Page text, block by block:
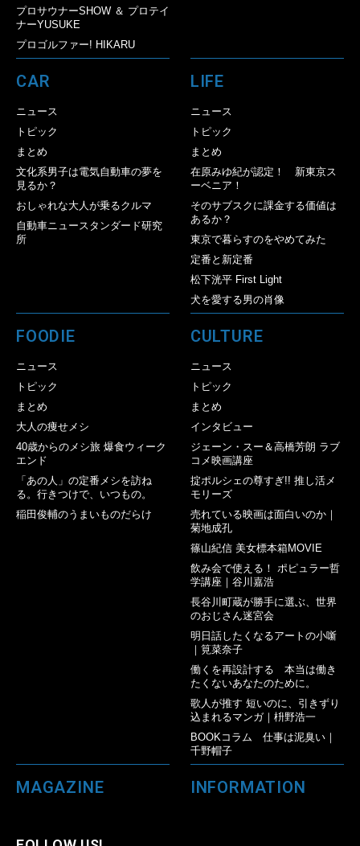
プロサウナーSHOW ＆ プロテイ
ナーYUSUKE
プロゴルファー! HIKARU
CAR
ニュース
トピック
まとめ
文化系男子は電気自動車の夢を
見るか？
おしゃれな大人が乗るクルマ
自動車ニュースタンダード研究
所
LIFE
ニュース
トピック
まとめ
在原みゆ紀が認定！ 新東京ス
ーベニア！
そのサブスクに課金する価値は
あるか？
東京で暮らすのをやめてみた
定番と新定番
松下洸平 First Light
犬を愛する男の肖像
FOODIE
ニュース
トピック
まとめ
大人の痩せメシ
40歳からのメシ旅 爆食ウィーク
エンド
「あの人」の定番メシを訪ね
る。行きつけで、いつもの。
稲田俊輔のうまいものだらけ
CULTURE
ニュース
トピック
まとめ
インタビュー
ジェーン・スー＆高橋芳朗 ラブ
コメ映画講座
掟ポルシェの尊すぎ!! 推し活メ
モリーズ
売れている映画は面白いのか｜
菊地成孔
篠山紀信 美女標本箱MOVIE
飲み会で使える！ ポピュラー哲
学講座｜谷川嘉浩
長谷川町蔵が勝手に選ぶ、世界
のおじさん迷宮会
明日話したくなるアートの小噺
｜筧菜奈子
働くを再設計する 本当は働き
たくないあなたのために。
歌人が推す 短いのに、引きずり
込まれるマンガ｜枡野浩一
BOOKコラム 仕事は泥臭い｜
千野帽子
MAGAZINE INFORMATION